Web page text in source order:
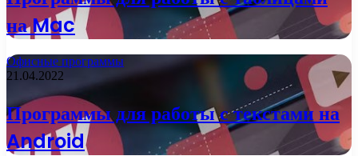
на Mac
Офисные программы
21.04.2022
Программы для работы с текстами на
Android